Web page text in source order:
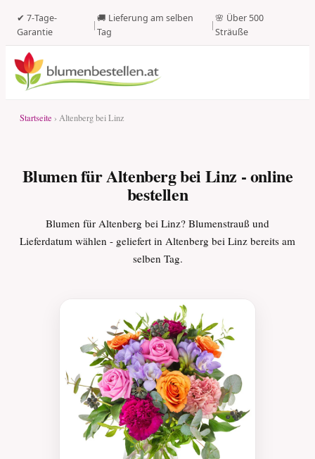
✔ 7-Tage-
Garantie
|
🚚 Lieferung am selben
Tag
|
🌸 Über 500
Sträuße
Startseite › Altenberg bei Linz
Blumen für Altenberg bei Linz - online
bestellen
Blumen für Altenberg bei Linz? Blumenstrauß und
Lieferdatum wählen - geliefert in Altenberg bei Linz bereits am
selben Tag.